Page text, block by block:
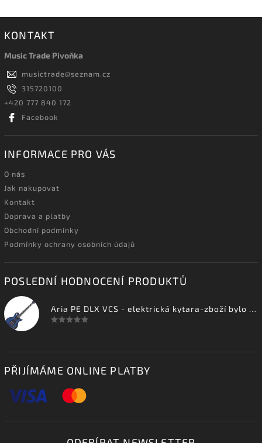
KONTAKT
Music Trade Pivoňka
musictrade@seznam.cz
315720100
+420 777 840 172
Facebook
INFORMACE PRO VÁS
O nás
Jak nakupovat
Kontakt
Doprava a platby
Obchodní podmínky
Podmínky ochrany osobních údajů
POSLEDNÍ HODNOCENÍ PRODUKTŮ
Aria PE DLX VCS - elektrická kytara-zboží bylo vystaveno na prodejně
PŘIJÍMÁME ONLINE PLATBY